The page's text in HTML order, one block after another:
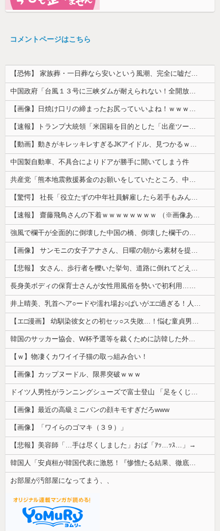
コメントページはこちら
【恐怖】 家族葬・一日葬なら安いという風潮、完全に嘘だった・・・・
中国政府「台風１３号に三峡ダムが耐えられない！全開放流しろ！」⇒ 下流域の街が壊滅状態ｗｗｗｗｗ
【画像】日焼け口リの締まったお尻っていいよね！ｗｗｗｗｗ
【速報】トランプ大統領「米国籍を目的とした「出産ツーリズム」を禁止する！中国人が子供の国籍目的に出産しに来るのはおかしい！」ｗｗｗｗｗｗｗｗｗｗ...
【動画】動きがキレッキレすぎるJKアイドル、見つかるｗｗｗｗ
中国製自動車、不具合によりドアが勝手に開いてしまう件
共産党「熊本地震救援募金のお願いをしていたところ、中指を立てられました。中指がメガネに当たり、危うく怪我をするところでした」
【驚愕】 社長「役立たずの中年社員解雇したら若手もみんな辞めてしまった…」
【速報】 齋藤飛鳥さんの下着ｗｗｗｗｗｗｗｗ （※画像あり）
強風で欄干が全面的に倒壊した中国の橋、倒壊した欄干の破片を調べると凄まじい事実が発覚して……
【画像】 サンモニの女子アナさん、日曜の朝から素材を提供してしまう
【悲報】 女さん、歩行者を轢いた挙句、道路に倒れてどえらいことになってしまうw w w w w w w
長身美ボディの保育士さんが女性用風俗を勢いで初利用…子供に絶対見せられないメスの顔でイキまくり。
井上晴美、乳首ヘア○ードや濡れ場お○ぱいがエ□過ぎる！人生最後のラスト写真集、最高！！
【エ□漫画】 幼馴染彼女との初セッ○ス失敗…！悩む童貞男子にクラスメイトのギャルJKが優しく近づきオチ○ポよしよしされちゃう…！
韓国のサッカー協会、W杯予選等を裁くために訪韓した外国人審判を「性接待」していた……大して強くもないチームが潤沢な予算を持ってりゃそうなるわな
【ｗ】物凄くカワイイ子猫の取っ組み合い！
【画像】カップヌードル、限界突破ｗｗｗ
ドイツ人男性がランニングシューズで富士登山 「足をくじいて動けない」
【画像】最近の高級ミニバンの顔キモすぎだろwww
【画像】「ワイらのゴマキ（３９）」
【悲報】美容師「…手は尽くしました」おば「ｱｯ…ｯｽ…」→
韓国人「安貞桓が韓国代表に激怒！『惨憺たる結果、徹底的な刷新が必要だ』と監督や協会を痛烈批判」
お部屋が汚部屋になってまう、、